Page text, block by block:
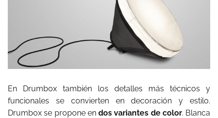
En Drumbox también los detalles más técnicos y
funcionales se convierten en decoración y estilo.
Drumbox se propone en dos variantes de color. Blanca